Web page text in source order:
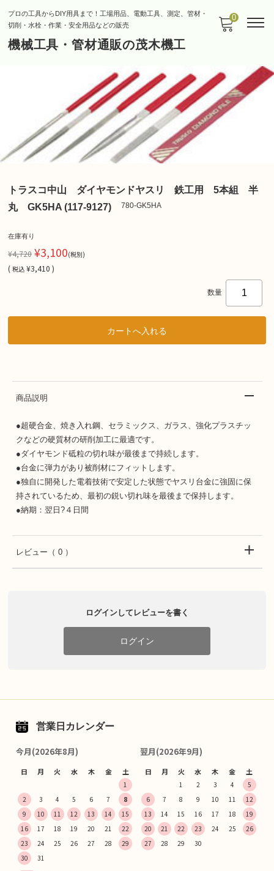
プロの工具からDIY用具まで！工場用品、電動工具、測定、管材・
切削・水栓・作業・安全用品などの販売
機械工具・管材通販の茂木機工
0
トラスコ中山 ダイヤモンドヤスリ 鉄工用 5本組 半
丸 GK5HA (117-9127)
780-GK5HA
在庫有り
¥4,720 ¥3,100(税別)
( 税込 ¥3,410 )
数量
商品説明
●超硬合金、焼き入れ鋼、セラミックス、ガラス、強化プラスチッ
クなどの硬質材の研削加工に最適です。
●ダイヤモンド砥粒の切れ味が最後まで持続します。
●台金に弾力があり被削材にフィットします。
●独自に開発した電着技術で安定した状態でヤスリ台金に強固に保
持されているため、最初の鋭い切れ味を最後まで保持します。
●納期：翌日?４日間
レビュー （ 0 ）
ログインしてレビューを書く
ログイン
営業日カレンダー
今月(2026年8月)
日 月 火 水 木 金 土
1
2
3 4 5 6 7
8
9
10 11 12 13 14
15
16
17 18 19 20 21
22
23
24 25 26 27 28
29
30
31
翌月(2026年9月)
日 月 火 水 木 金 土
1 2 3 4
5
6
7 8 9 10 11
12
13
14 15 16 17 18
19
20
21 22 23 24 25
26
27
28 29 30